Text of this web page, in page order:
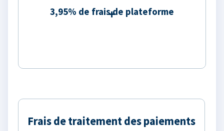
3,95% de frais de plateforme
Frais de traitement des paiements